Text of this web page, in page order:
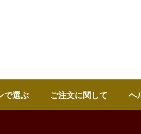
で選ぶ ご注文に関して ヘ